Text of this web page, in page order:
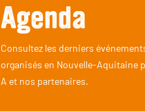
Agenda
Consultez les derniers
organisés en Nouvelle-Aquitaine
A et nos partenaires.